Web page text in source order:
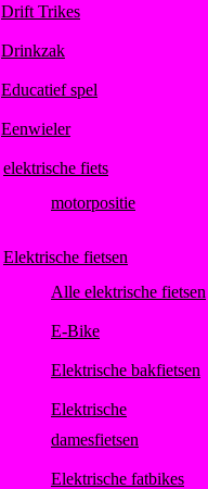
Drift Trikes
Drinkzak
Educatief spel
Eenwieler
elektrische fiets
motorpositie
Elektrische fietsen
Alle elektrische fietsen
E-Bike
Elektrische bakfietsen
Elektrische
damesfietsen
Elektrische fatbikes